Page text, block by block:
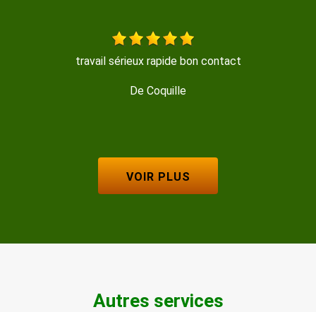
Entreprise sérieuse et réactive, je
VOIR PLUS
Autres services